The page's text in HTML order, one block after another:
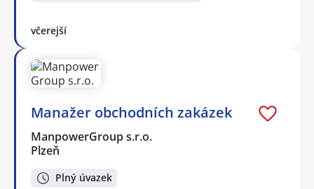
včerejší
Manažer obchodních zakázek
ManpowerGroup s.r.o.
Plzeň
Plný úvazek